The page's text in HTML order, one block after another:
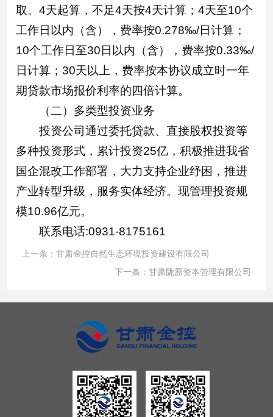
取。4天起算，不足4天按4天计算；4天至10个
工作日以内（含），费率按0.278‰/日计算；
10个工作日至30日以内（含），费率按0.33‰/
日计算；30天以上，费率按本协议成立时一年
期贷款市场报价利率的四倍计算。
（二）多类型投资业务
投资公司通过委托贷款、直接股权投资等
多种投资形式，累计投资25亿，积极推进我省
国企混改工作部署，大力支持企业纾困，推进
产业转型升级，服务实体经济。现管理投资规
模10.96亿元。
联系电话:0931-8175161
上一条：甘肃金控自然生态环境投资建设有限公司
下一条： 甘肃陇原资本管理有限公司